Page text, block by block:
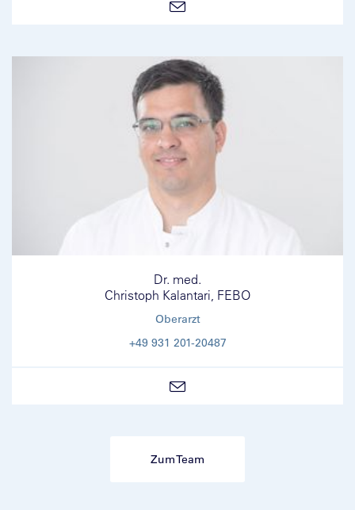
Dr. med.
Christoph Kalantari, FEBO
Oberarzt
+49 931 201-20487
Zum Team